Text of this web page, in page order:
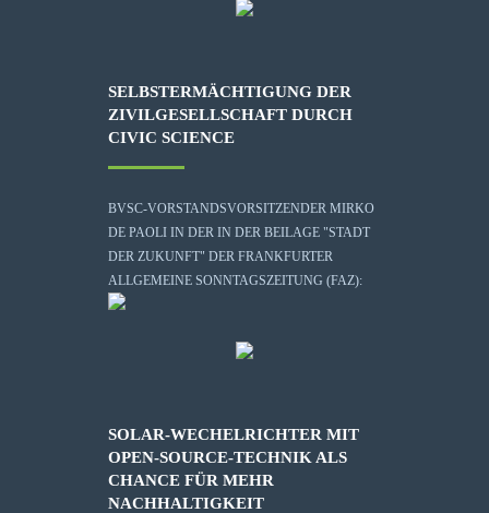
SELBSTERMÄCHTIGUNG DER
ZIVILGESELLSCHAFT DURCH
CIVIC SCIENCE
BVSC-VORSTANDSVORSITZENDER MIRKO
DE PAOLI IN DER IN DER BEILAGE "STADT
DER ZUKUNFT" DER FRANKFURTER
ALLGEMEINE SONNTAGSZEITUNG (FAZ):
SOLAR-WECHELRICHTER MIT
OPEN-SOURCE-TECHNIK ALS
CHANCE FÜR MEHR
NACHHALTIGKEIT